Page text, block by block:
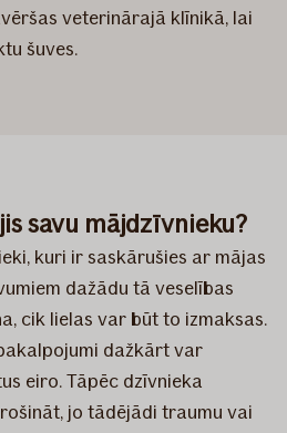
veterinārajā klīnikā, lai
šuves.
savu mājdzīvnieku?
kuri ir saskārušies ar mājas
dažādu tā veselības
cik lielas var būt to izmaksas.
dažkārt var
eiro. Tāpēc dzīvnieka
jo tādējādi traumu vai